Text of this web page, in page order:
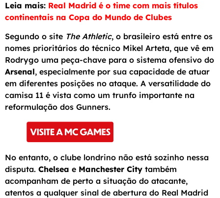
Leia mais: Real Madrid é o time com mais títulos
continentais na Copa do Mundo de Clubes
Segundo o site The Athletic, o brasileiro está entre os
nomes prioritários do técnico Mikel Arteta, que vê em
Rodrygo uma peça-chave para o sistema ofensivo do
Arsenal, especialmente por sua capacidade de atuar
em diferentes posições no ataque. A versatilidade do
camisa 11 é vista como um trunfo importante na
reformulação dos Gunners.
No entanto, o clube londrino não está sozinho nessa
disputa. Chelsea e Manchester City também
acompanham de perto a situação do atacante,
atentos a qualquer sinal de abertura do Real Madrid